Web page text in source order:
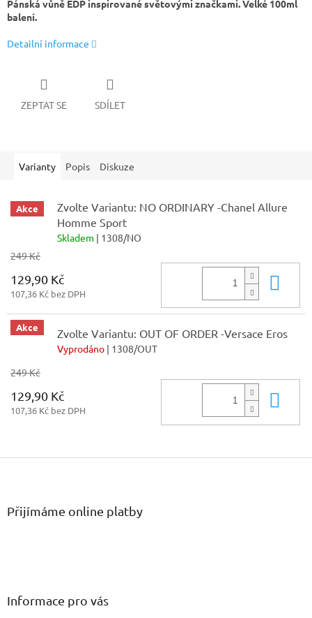
Pánská vůně EDP inspirované světovými značkami. Velké 100ml
balení.
Detailní informace
ZEPTAT SE SDÍLET
Varianty Popis Diskuze
Akce
Zvolte Variantu: NO ORDINARY -Chanel Allure
Homme Sport
Skladem | 1308/NO
249 Kč
129,90 Kč
107,36 Kč bez DPH
Akce Zvolte Variantu: OUT OF ORDER -Versace Eros
Vyprodáno | 1308/OUT
249 Kč
129,90 Kč
107,36 Kč bez DPH
Z
Přijímáme online platby
Informace pro vás